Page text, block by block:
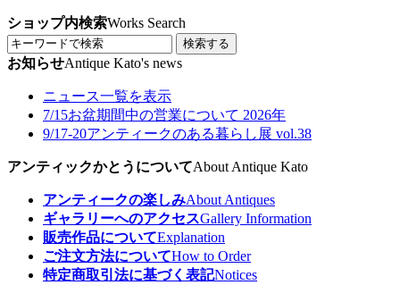
ショップ内検索Works Search
検索する
お知らせAntique Kato's news
ニュース一覧を表示
7/15お盆期間中の営業について 2026年
9/17-20アンティークのある暮らし展 vol.38
アンティックかとうについてAbout Antique Kato
アンティークの楽しみAbout Antiques
ギャラリーへのアクセスGallery Information
販売作品についてExplanation
ご注文方法についてHow to Order
特定商取引法に基づく表記Notices